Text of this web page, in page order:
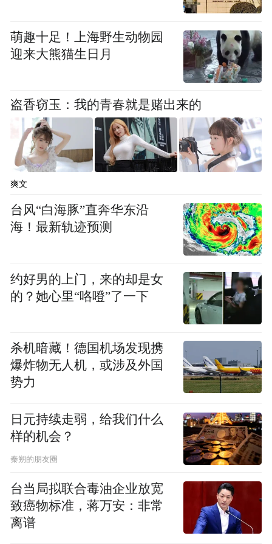
萌趣十足！上海野生动物园
迎来大熊猫生日月
盗香窃玉：我的青春就是赌出来的
爽文
台风“白海豚”直奔华东沿
海！最新轨迹预测
约好男的上门，来的却是女
的？她心里“咯噔”了一下
杀机暗藏！德国机场发现携
爆炸物无人机，或涉及外国
势力
日元持续走弱，给我们什么
样的机会？
秦朔的朋友圈
台当局拟联合毒油企业放宽
致癌物标准，蒋万安：非常
离谱